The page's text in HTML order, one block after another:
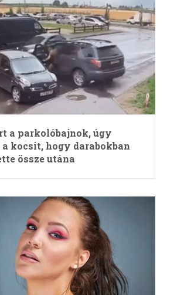
a parkolóbajnok, úgy
kocsit, hogy darabokban
össze utána